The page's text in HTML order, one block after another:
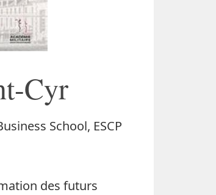
Cyr
School, ESCP
des futurs